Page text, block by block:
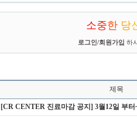
소중한 당
로그인 /회원가입 하
제목
[CR CENTER 진료마감 공지] 3월12일 부터